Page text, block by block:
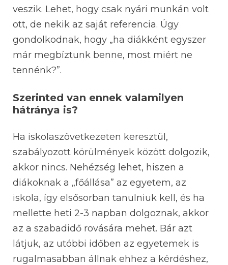
veszik. Lehet, hogy csak nyári munkán volt
ott, de nekik az saját referencia. Úgy
gondolkodnak, hogy „ha diákként egyszer
már megbíztunk benne, most miért ne
tennénk?”.
Szerinted van ennek valamilyen
hátránya is?
Ha iskolaszövetkezeten keresztül,
szabályozott körülmények között dolgozik,
akkor nincs. Nehézség lehet, hiszen a
diákoknak a „főállása” az egyetem, az
iskola, így elsősorban tanulniuk kell, és ha
mellette heti 2-3 napban dolgoznak, akkor
az a szabadidő rovására mehet. Bár azt
látjuk, az utóbbi időben az egyetemek is
rugalmasabban állnak ehhez a kérdéshez,